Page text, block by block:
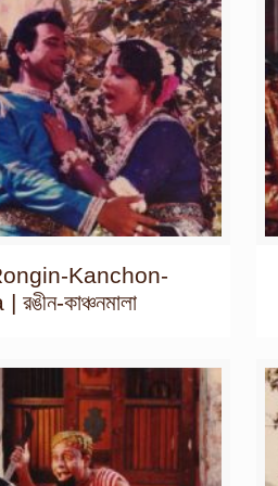
Kanchon-
রঙীন-কাঞ্চনমালা